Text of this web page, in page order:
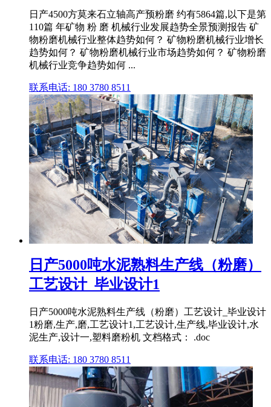
日产4500方莫来石立轴高产预粉磨 约有5864篇,以下是第
110篇 年矿物 粉 磨 机械行业发展趋势全景预测报告 矿
物粉磨机械行业整体趋势如何？ 矿物粉磨机械行业增长
趋势如何？ 矿物粉磨机械行业市场趋势如何？ 矿物粉磨
机械行业竞争趋势如何 ...
联系电话: 180 3780 8511
日产5000吨水泥熟料生产线（粉磨）
工艺设计_毕业设计1
日产5000吨水泥熟料生产线（粉磨）工艺设计_毕业设计
1粉磨,生产,磨,工艺设计1,工艺设计,生产线,毕业设计,水
泥生产,设计一,塑料磨粉机 文档格式： .doc
联系电话: 180 3780 8511